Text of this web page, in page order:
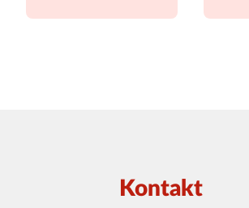
Kontakt